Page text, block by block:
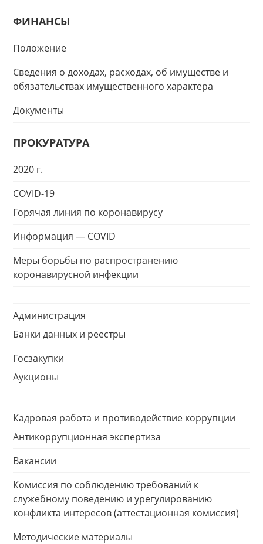
ФИНАНСЫ
Положение
Сведения о доходах, расходах, об имуществе и
обязательствах имущественного характера
Документы
ПРОКУРАТУРА
2020 г.
COVID-19
Горячая линия по коронавирусу
Информация — COVID
Меры борьбы по распространению
коронавирусной инфекции
Администрация
Банки данных и реестры
Госзакупки
Аукционы
Кадровая работа и противодействие коррупции
Антикоррупционная экспертиза
Вакансии
Комиссия по соблюдению требований к
служебному поведению и урегулированию
конфликта интересов (аттестационная комиссия)
Методические материалы